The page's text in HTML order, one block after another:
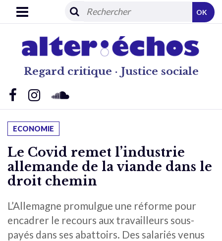
Regard critique · Justice sociale
OK
ECONOMIE
Le Covid remet l’industrie
allemande de la viande dans le
droit chemin
L’Allemagne promulgue une réforme pour
encadrer le recours aux travailleurs sous-
payés dans ses abattoirs. Des salariés venus